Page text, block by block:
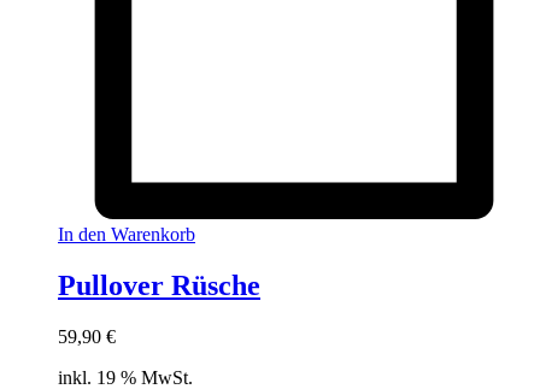
In den Warenkorb
Pullover Rüsche
59,90 €
inkl. 19 % MwSt.